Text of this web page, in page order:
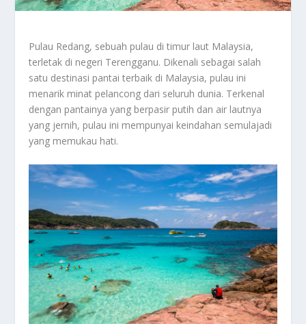
Pulau Redang, sebuah pulau di timur laut Malaysia,
terletak di negeri Terengganu. Dikenali sebagai salah
satu destinasi pantai terbaik di Malaysia, pulau ini
menarik minat pelancong dari seluruh dunia. Terkenal
dengan pantainya yang berpasir putih dan air lautnya
yang jernih, pulau ini mempunyai keindahan semulajadi
yang memukau hati.